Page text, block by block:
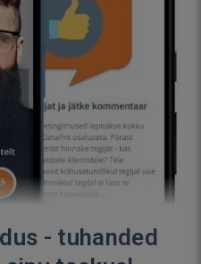
- tuhanded